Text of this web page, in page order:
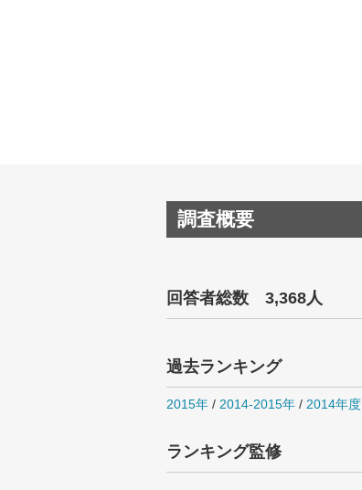
調査概要
回答者総数 3,368人
過去ランキング
2015年 / 2014-2015年 / 2014年度
ランキング監修